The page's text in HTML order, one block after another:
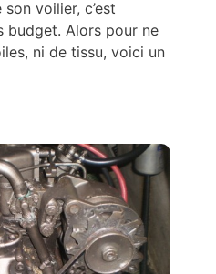
voilier, c’est
budget. Alors pour ne
ni de tissu, voici un